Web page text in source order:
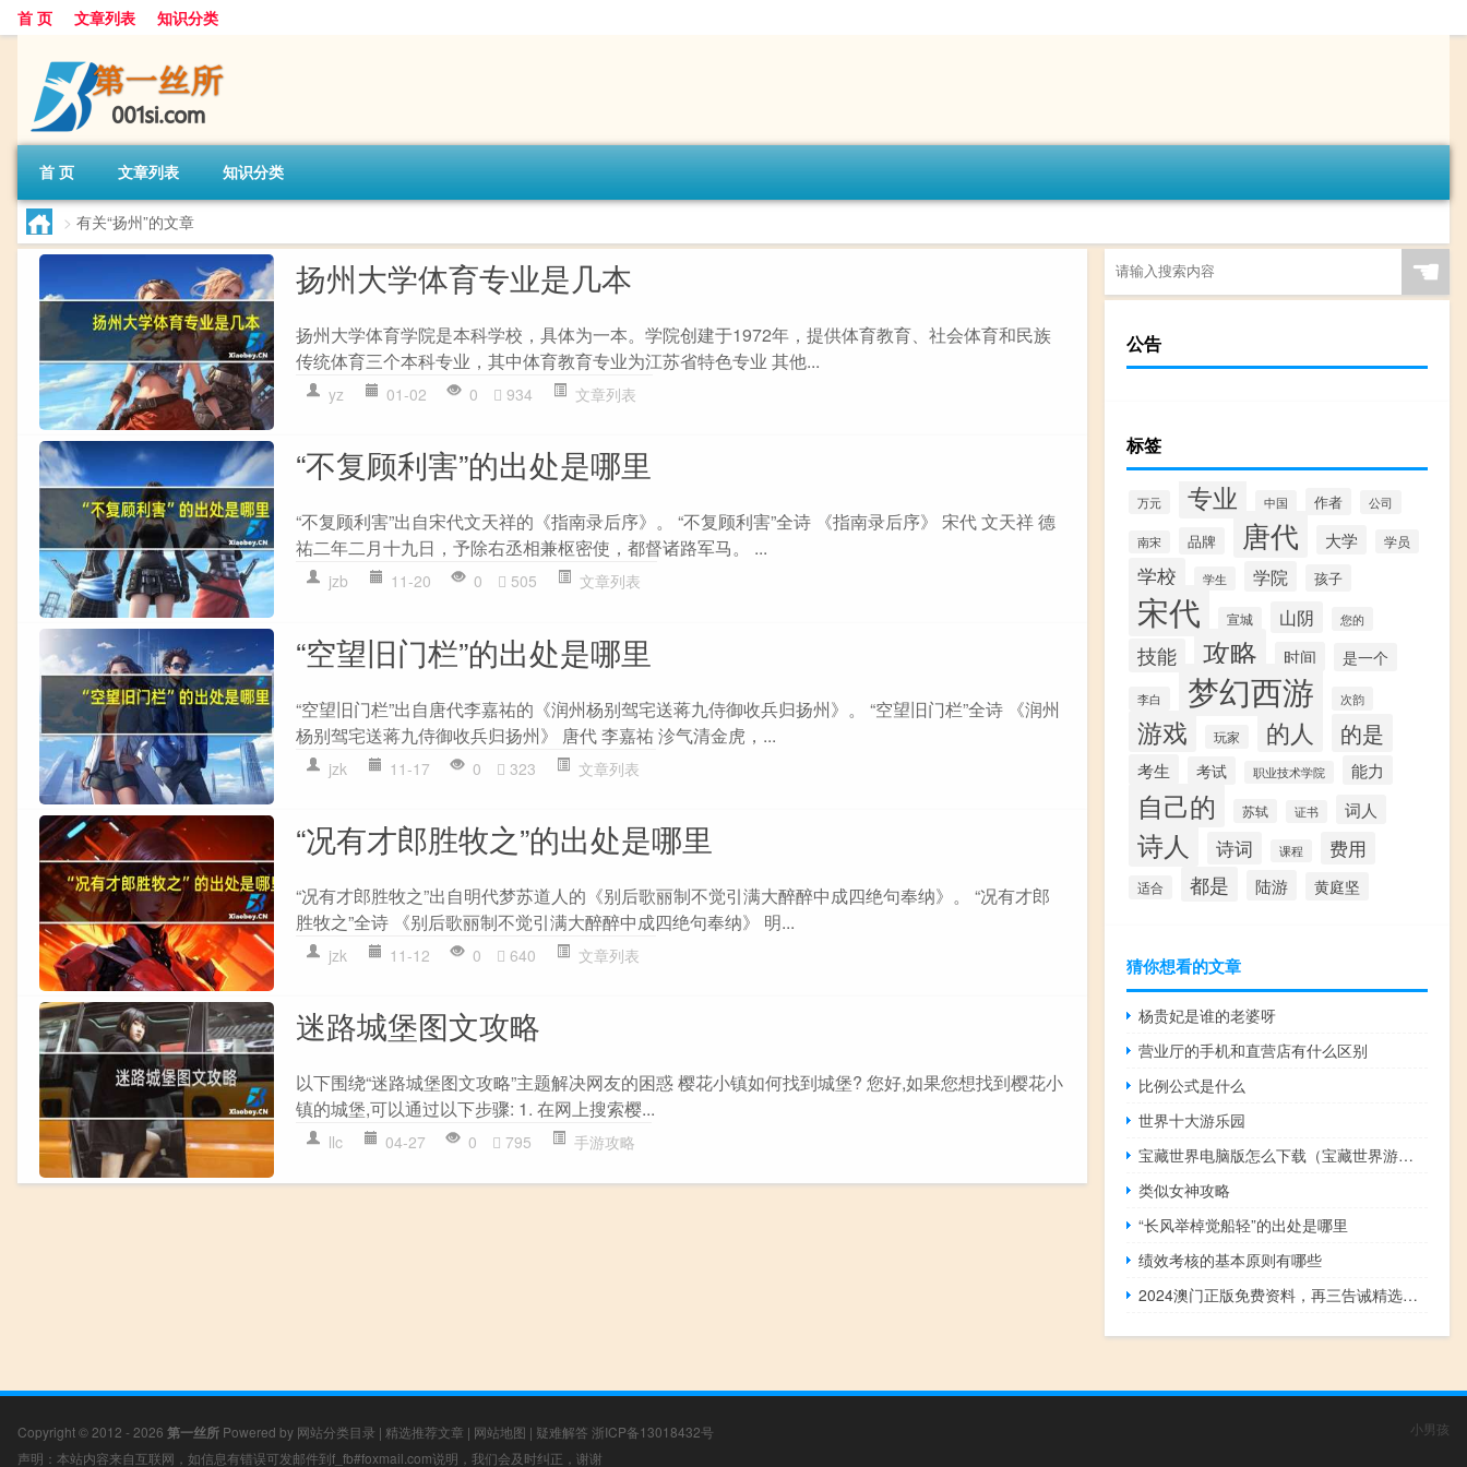
首 页 文章列表 知识分类
首 页 文章列表 知识分类
> 有关“扬州”的文章
扬州大学体育专业是几本
扬州大学体育学院是本科学校，具体为一本。学院创建于1972年，提供体育教育、社会体育和民族
传统体育三个本科专业，其中体育教育专业为江苏省特色专业 其他...
yz 01-02 0 934 文章列表
“不复顾利害”的出处是哪里
“不复顾利害”出自宋代文天祥的《指南录后序》。 “不复顾利害”全诗 《指南录后序》 宋代 文天祥 德
祐二年二月十九日，予除右丞相兼枢密使，都督诸路军马。 ...
jzb 11-20 0 505 文章列表
“空望旧门栏”的出处是哪里
“空望旧门栏”出自唐代李嘉祐的《润州杨别驾宅送蒋九侍御收兵归扬州》。 “空望旧门栏”全诗 《润州
杨别驾宅送蒋九侍御收兵归扬州》 唐代 李嘉祐 沴气清金虎，...
jzk 11-17 0 323 文章列表
“况有才郎胜牧之”的出处是哪里
“况有才郎胜牧之”出自明代梦苏道人的《别后歌丽制不觉引满大醉醉中成四绝句奉纳》。 “况有才郎
胜牧之”全诗 《别后歌丽制不觉引满大醉醉中成四绝句奉纳》 明...
jzk 11-12 0 640 文章列表
迷路城堡图文攻略
以下围绕“迷路城堡图文攻略”主题解决网友的困惑 樱花小镇如何找到城堡? 您好,如果您想找到樱花小
镇的城堡,可以通过以下步骤: 1. 在网上搜索樱...
llc 04-27 0 795 手游攻略
☚
公告
标签
万元 专业 中国 作者 公司
南宋 品牌 唐代 大学 学员
学校 学生 学院 孩子
宋代 宣城 山阴 您的
技能 攻略 时间 是一个
李白 梦幻西游 次韵
游戏 玩家 的人 的是
考生 考试 职业技术学院 能力
自己的 苏轼 证书 词人
诗人 诗词 课程 费用
适合 都是 陆游 黄庭坚
猜你想看的文章
杨贵妃是谁的老婆呀
营业厅的手机和直营店有什么区别
比例公式是什么
世界十大游乐园
宝藏世界电脑版怎么下载（宝藏世界游戏下载电脑版）
类似女神攻略
“长风举棹觉船轻”的出处是哪里
绩效考核的基本原则有哪些
2024澳门正版免费资料，再三告诫精选答案落实_中级版686.121
Copyright © 2012 - 2026 第一丝所 Powered by 网站分类目录 | 精选推荐文章 | 网站地图 | 疑难解答 浙ICP备13018432号
声明：本站内容来自互联网，如信息有错误可发邮件到f_fb#foxmail.com说明，我们会及时纠正，谢谢
小男孩